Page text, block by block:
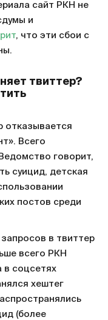
сайт РКН не
и
, что эти сбои с
твиттер?
отказывается
Всего
говорит,
суицид, детская
постов среди
в твиттер
всего РКН
в соцсетях
хештег
(более